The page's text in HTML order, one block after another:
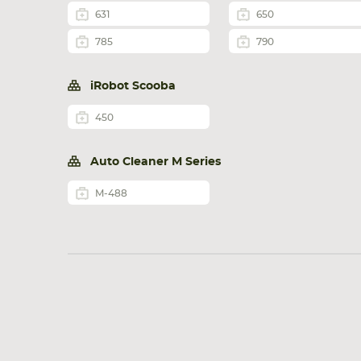
631 650
785 790
iRobot Scooba
450
Auto Cleaner M Series
M-488